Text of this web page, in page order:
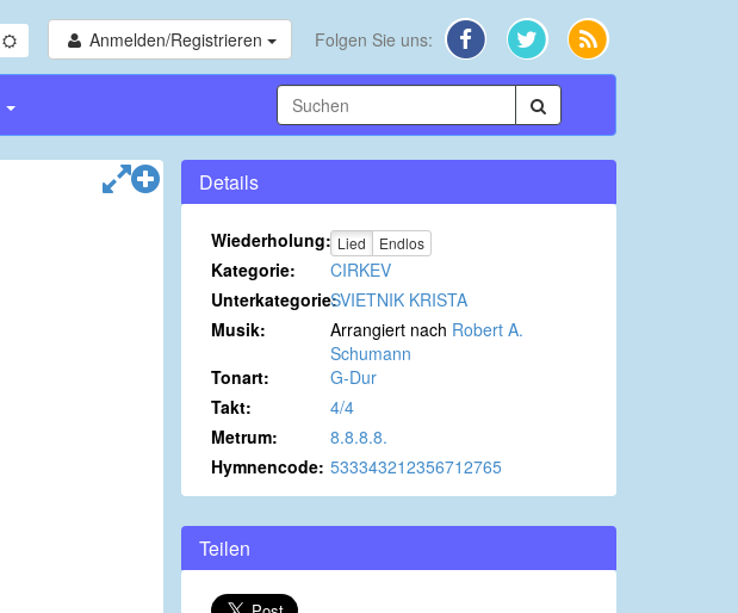
Anmelden/Registrieren Folgen Sie uns:
Details
Wiederholung: Lied Endlos
Kategorie:
CIRKEV
Unterkategorie:SVIETNIK KRISTA
Musik:
Arrangiert nach Robert A.
Schumann
Tonart:
G-Dur
Takt:
4/4
Metrum:
8.8.8.8.
Hymnencode: 533343212356712765
Teilen